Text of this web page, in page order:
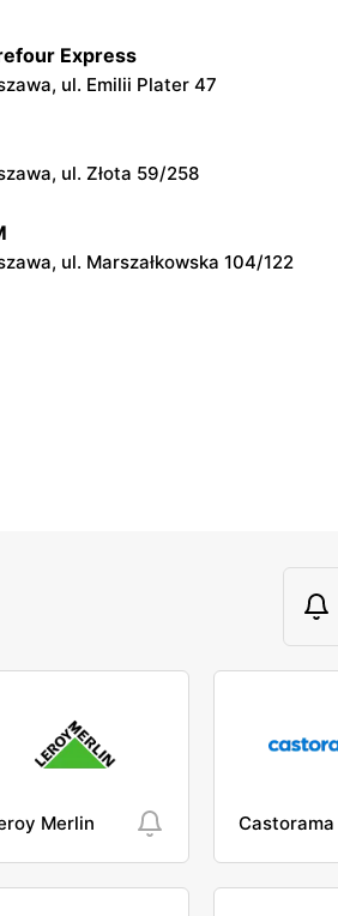
ul. Stawowa 68
Express
ul. Emilii Plater 47
ul. Złota 59/258
ul. Marszałkowska 104/122
Merlin Castorama